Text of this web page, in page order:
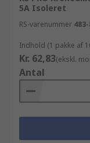
5A Isoleret
RS-varenummer
Indhold (1 pakke af
Kr. 62,83(ekskl.
Antal